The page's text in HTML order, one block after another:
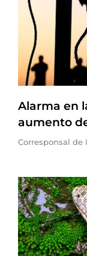
Alarma en
aumento
Corresponsal de